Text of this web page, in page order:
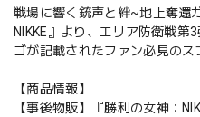
戦場に響く銃声と絆~地上奪還
NIKKE』より、エリア防衛戦第
ゴが記載されたファン必見のス
【商品情報】
【事後物販】『勝利の女神：